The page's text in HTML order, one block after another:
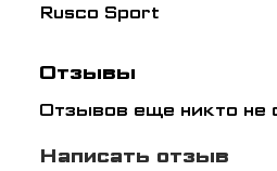
Rusco Sport
Отзывы
Отзывов еще никто не
Написать отзыв